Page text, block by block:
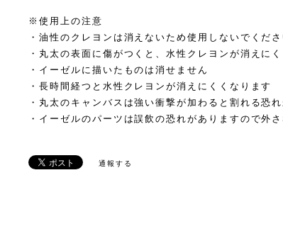
※使用上の注意
・油性のクレヨンは消えないため使用しないでくださ
・丸太の表面に傷がつくと、水性クレヨンが消えに
・イーゼルに描いたものは消せません
・長時間経つと水性クレヨンが消えにくくなります
・丸太のキャンバスは強い衝撃が加わると割れる恐
・イーゼルのパーツは誤飲の恐れがありますので外
通報する